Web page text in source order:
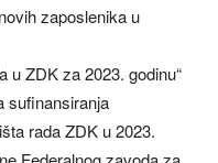
zaposlenika u
u ZDK za 2023. godinu“
sufinansiranja
rada ZDK u 2023.